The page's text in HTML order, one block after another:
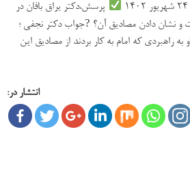
پرسش،دکتر یراق بافان در
و نشان دادن مصادیق آن؟ ?جواب دکتر نجفی ؛
راهبردی که امام به کار بردند از مصادیق این
انتشار در: